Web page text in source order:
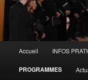
principal
Accueil INFOS
PROGRAMMES